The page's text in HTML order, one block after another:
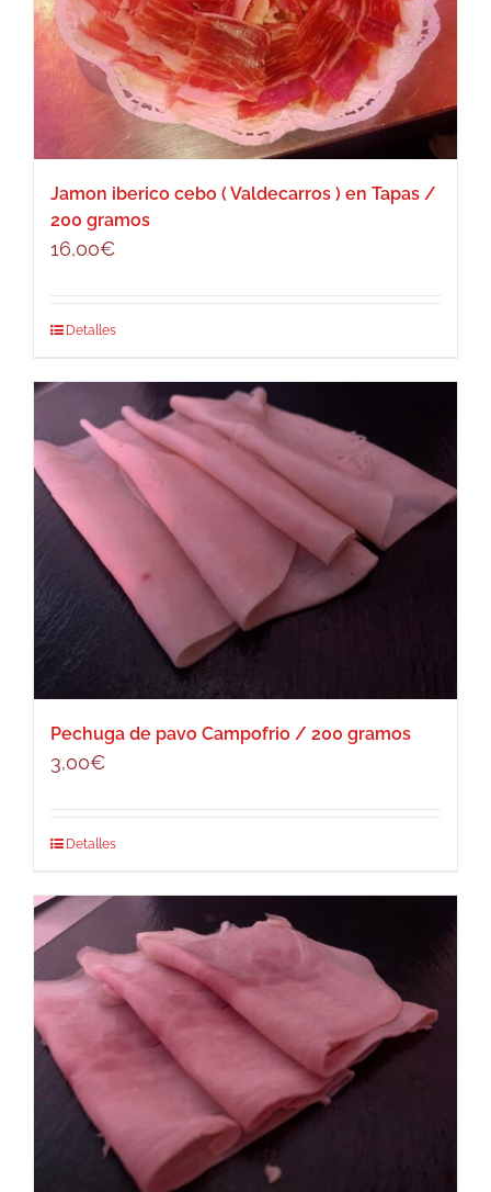
Jamon iberico cebo ( Valdecarros ) en Tapas /
200 gramos
16,00€
Detalles
Pechuga de pavo Campofrio / 200 gramos
3,00€
Detalles